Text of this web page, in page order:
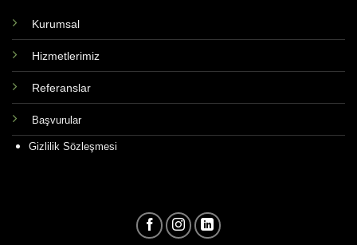
Kurumsal
Hizmetlerimiz
Referanslar
Başvurular
Gizlilik Sözleşmesi